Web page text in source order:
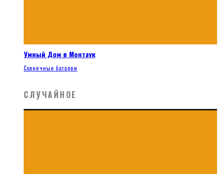
Умный Дом в Монтаук
Солнечные батареи
СЛУЧАЙНОЕ